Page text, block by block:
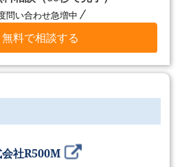
問い合わせ急増中
無料で相談する
社R500M